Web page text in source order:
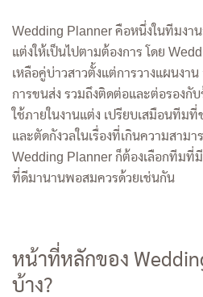
Wedding Planner คือหนึ่งในทีมง
แต่งให้เป็นไปตามต้องการ โดย
เหลือคู่บ่าวสาวตั้งแต่การวางแผนงา
การขนส่ง รวมถึงติดต่อและต่อรองกั
ใช้ภายในงานแต่ง เปรียบเสมือนทีมที่
และตัดกังวลในเรื่องที่เกินความสาม
Wedding Planner ก็ต้องเลือกทีมที่
ที่ดีมานานพอสมควรด้วยเช่นกัน
หน้าที่หลักของ
บ้าง?